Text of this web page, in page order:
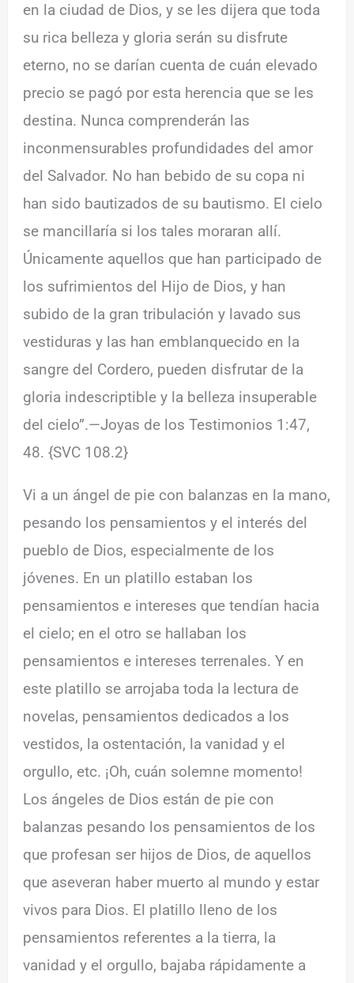
en la ciudad de Dios, y se les dijera que toda
su rica belleza y gloria serán su disfrute
eterno, no se darían cuenta de cuán elevado
precio se pagó por esta herencia que se les
destina. Nunca comprenderán las
inconmensurables profundidades del amor
del Salvador. No han bebido de su copa ni
han sido bautizados de su bautismo. El cielo
se mancillaría si los tales moraran allí.
Únicamente aquellos que han participado de
los sufrimientos del Hijo de Dios, y han
subido de la gran tribulación y lavado sus
vestiduras y las han emblanquecido en la
sangre del Cordero, pueden disfrutar de la
gloria indescriptible y la belleza insuperable
del cielo”.—Joyas de los Testimonios 1:47,
48. {SVC 108.2}
Vi a un ángel de pie con balanzas en la mano,
pesando los pensamientos y el interés del
pueblo de Dios, especialmente de los
jóvenes. En un platillo estaban los
pensamientos e intereses que tendían hacia
el cielo; en el otro se hallaban los
pensamientos e intereses terrenales. Y en
este platillo se arrojaba toda la lectura de
novelas, pensamientos dedicados a los
vestidos, la ostentación, la vanidad y el
orgullo, etc. ¡Oh, cuán solemne momento!
Los ángeles de Dios están de pie con
balanzas pesando los pensamientos de los
que profesan ser hijos de Dios, de aquellos
que aseveran haber muerto al mundo y estar
vivos para Dios. El platillo lleno de los
pensamientos referentes a la tierra, la
vanidad y el orgullo, bajaba rápidamente a